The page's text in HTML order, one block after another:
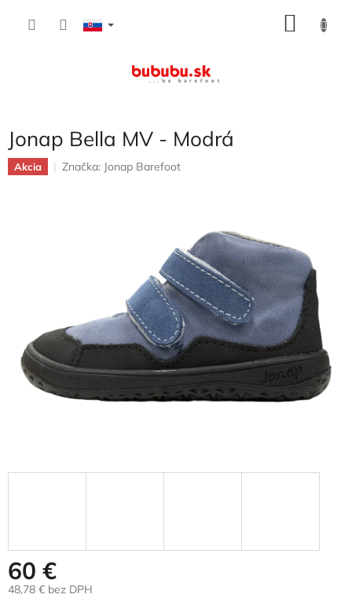
Jonap Bella MV - Modrá
Akcia Značka: Jonap Barefoot
60 €
48,78 € bez DPH